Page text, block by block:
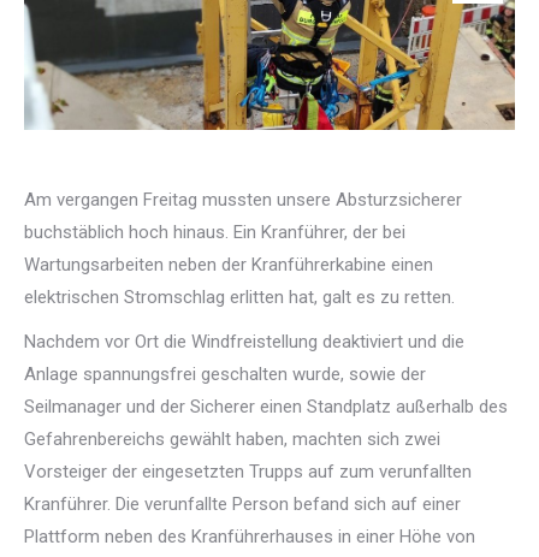
Am vergangen Freitag mussten unsere Absturzsicherer
buchstäblich hoch hinaus. Ein Kranführer, der bei
Wartungsarbeiten neben der Kranführerkabine einen
elektrischen Stromschlag erlitten hat, galt es zu retten.
Nachdem vor Ort die Windfreistellung deaktiviert und die
Anlage spannungsfrei geschalten wurde, sowie der
Seilmanager und der Sicherer einen Standplatz außerhalb des
Gefahrenbereichs gewählt haben, machten sich zwei
Vorsteiger der eingesetzten Trupps auf zum verunfallten
Kranführer. Die verunfallte Person befand sich auf einer
Plattform neben des Kranführerhauses in einer Höhe von